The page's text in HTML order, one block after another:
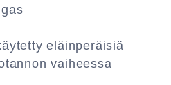
eläinperäisiä
vaiheessa